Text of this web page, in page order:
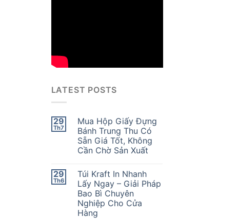
LATEST POSTS
29
Th7
Mua Hộp Giấy Đựng
Bánh Trung Thu Có
Sẵn Giá Tốt, Không
Cần Chờ Sản Xuất
29
Th6
Túi Kraft In Nhanh
Lấy Ngay – Giải Pháp
Bao Bì Chuyên
Nghiệp Cho Cửa
Hàng